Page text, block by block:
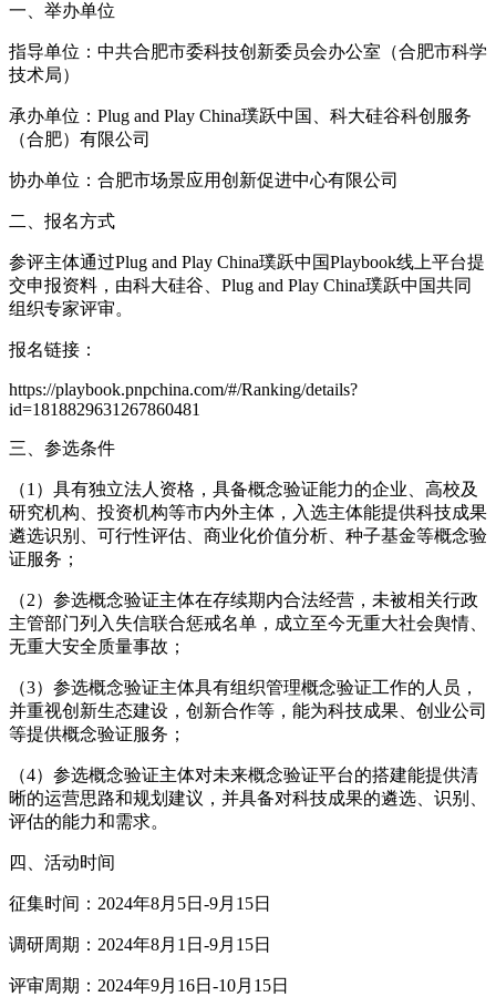
一、举办单位
指导单位：中共合肥市委科技创新委员会办公室（合肥市科学
技术局）
承办单位：Plug and Play China璞跃中国、科大硅谷科创服务
（合肥）有限公司
协办单位：合肥市场景应用创新促进中心有限公司
二、报名方式
参评主体通过Plug and Play China璞跃中国Playbook线上平台提
交申报资料，由科大硅谷、Plug and Play China璞跃中国共同
组织专家评审。
报名链接：
https://playbook.pnpchina.com/#/Ranking/details?
id=1818829631267860481
三、参选条件
（1）具有独立法人资格，具备概念验证能力的企业、高校及
研究机构、投资机构等市内外主体，入选主体能提供科技成果
遴选识别、可行性评估、商业化价值分析、种子基金等概念验
证服务；
（2）参选概念验证主体在存续期内合法经营，未被相关行政
主管部门列入失信联合惩戒名单，成立至今无重大社会舆情、
无重大安全质量事故；
（3）参选概念验证主体具有组织管理概念验证工作的人员，
并重视创新生态建设，创新合作等，能为科技成果、创业公司
等提供概念验证服务；
（4）参选概念验证主体对未来概念验证平台的搭建能提供清
晰的运营思路和规划建议，并具备对科技成果的遴选、识别、
评估的能力和需求。
四、活动时间
征集时间：2024年8月5日-9月15日
调研周期：2024年8月1日-9月15日
评审周期：2024年9月16日-10月15日